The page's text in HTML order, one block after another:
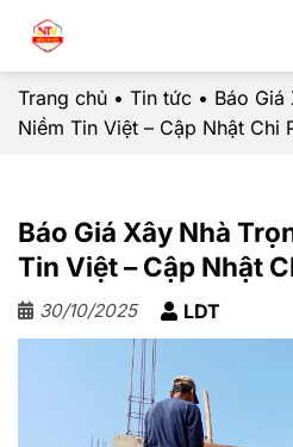
Chuyển
nội
dung
Trang chủ • Tin tức • Báo Giá
Niềm Tin Việt – Cập Nhật Chi
Báo Giá Xây Nhà
Tin Việt – Cập Nhật
30/10/2025 LDT